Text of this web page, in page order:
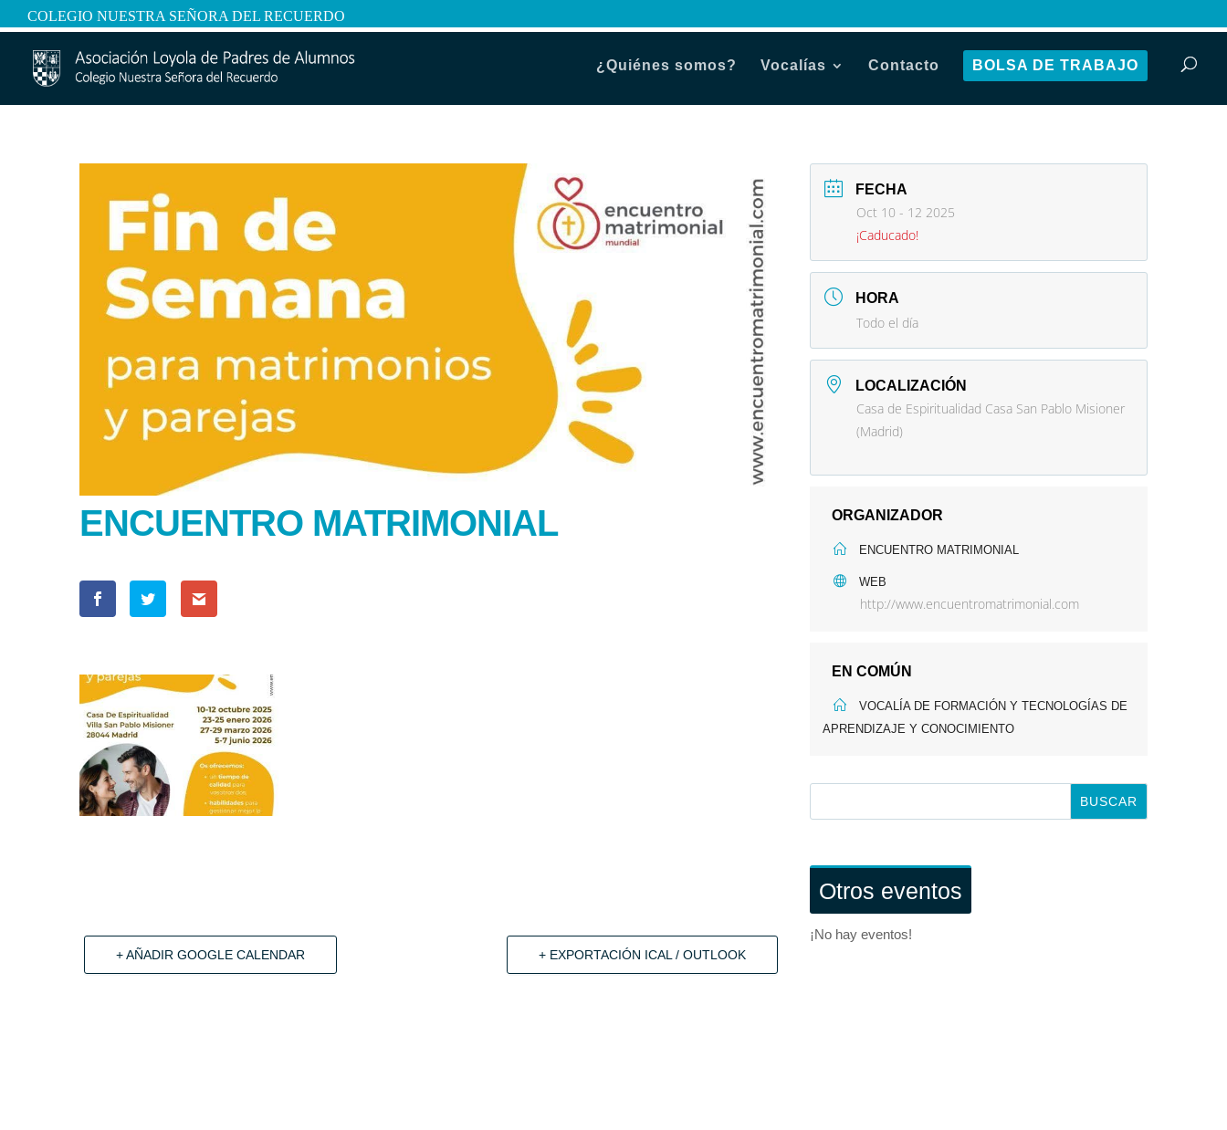
COLEGIO NUESTRA SEÑORA DEL RECUERDO
¿Quiénes somos? Vocalías Contacto BOLSA DE TRABAJO
ENCUENTRO MATRIMONIAL
+ AÑADIR GOOGLE CALENDAR + EXPORTACIÓN ICAL / OUTLOOK
FECHA
Oct 10 - 12 2025
¡Caducado!
HORA
Todo el día
LOCALIZACIÓN
Casa de Espiritualidad Casa San Pablo Misioner
(Madrid)
ORGANIZADOR
ENCUENTRO MATRIMONIAL
WEB
http://www.encuentromatrimonial.com
EN COMÚN
VOCALÍA DE FORMACIÓN Y TECNOLOGÍAS DE
APRENDIZAJE Y CONOCIMIENTO
Otros eventos
¡No hay eventos!